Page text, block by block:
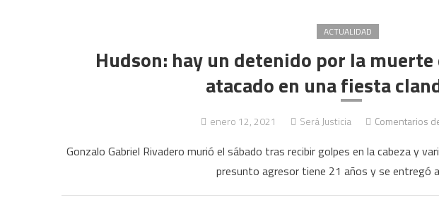
ACTUALIDAD
Hudson: hay un detenido por la
atacado en una fiesta
enero 12, 2021 Será Justicia Comentarios
Gonzalo Gabriel Rivadero murió el sábado tras recibir golpes en la cabeza y
presunto agresor tiene 21 años y se entregó